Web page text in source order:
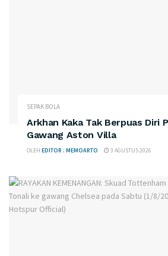
SEPAK BOLA
Arkhan Kaka Tak Berpuas Diri
Gawang Aston Villa
OLEH EDITOR : MEMOARTO 3 AGUSTUS 2026